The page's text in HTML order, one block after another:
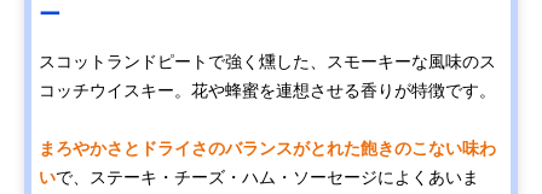
ー
スコットランドピートで強く燻した、スモーキーな風味のス
コッチウイスキー。花や蜂蜜を連想させる香りが特徴です。
まろやかさとドライさのバランスがとれた飽きのこない味わ
いで、ステーキ・チーズ・ハム・ソーセージによくあいま